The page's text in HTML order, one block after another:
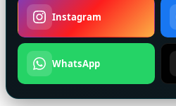
Instagram
WhatsApp